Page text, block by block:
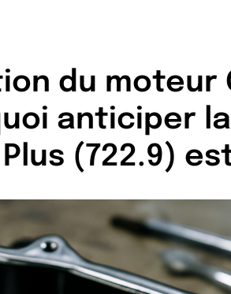
du moteur
anticiper
(722.9)